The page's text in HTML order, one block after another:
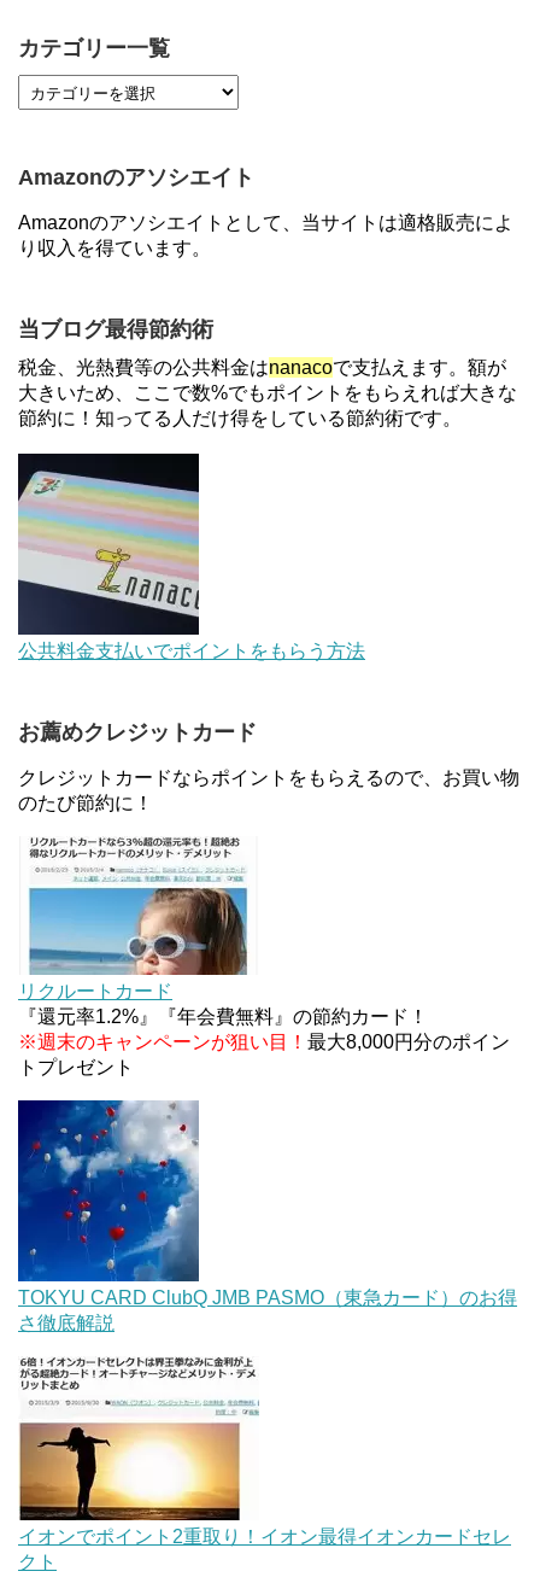
【7/21まで】エアウォレット(COIN+)で最大98,300
【2倍増量】PayPayカード、まるごとフラットリボ
登録と3回利用で10000ptがもらえるキャンペーン！
3/31まで
ソニーフィナンシャルグループの株主限定！2万円
もらえる口座開設キャンペーン。7/31まで
【対象者限定】楽天ペイで決済すると最大300ポイ
ントキャンペーン！～6/1
【解決】マリオットボンヴォイにログインできな
い、パスワード変更不可の原因はコレでした。
au Pay等に等価交換できる「えらべるギフト」がフ
ァミリマートとミニストップで登場！WAON1%還
JCBカードWでApple Pay追加時のナビダイヤル
0570を回避する方法
住信SBIネット銀行のデビットカードPoint＋で最大
2%還元！V NEOバンクデビットとどっちが良い？
条件などまとめ
マイナンバーカードの点字っている？デメリット3
カテゴリー一覧
Amazonのアソシエイト
Amazonのアソシエイトとして、当サイトは適格販売によ
り収入を得ています。
当ブログ最得節約術
税金、光熱費等の公共料金はnanacoで支払えます。額が
大きいため、ここで数%でもポイントをもらえれば大きな
節約に！知ってる人だけ得をしている節約術です。
公共料金支払いでポイントをもらう方法
お薦めクレジットカード
クレジットカードならポイントをもらえるので、お買い物
のたび節約に！
リクルートカード
『還元率1.2%』『年会費無料』の節約カード！
※週末のキャンペーンが狙い目！ 最大8,000円分のポイン
トプレゼント
TOKYU CARD ClubQ JMB PASMO（東急カード）のお得
さ徹底解説
イオンでポイント2重取り！イオン最得イオンカードセレ
クト